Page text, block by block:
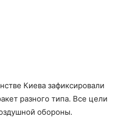
Киева зафиксировали
разного типа. Все цели
обороны.